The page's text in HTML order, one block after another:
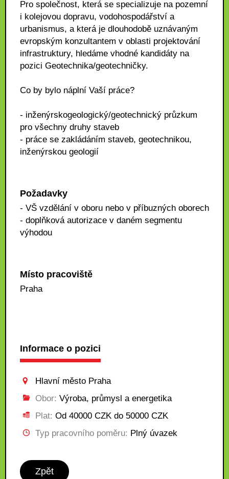
Pro společnost, která se specializuje na pozemní
i kolejovou dopravu, vodohospodářství a
urbanismus, a která je dlouhodobě uznávaným
evropským konzultantem v oblasti projektování
infrastruktury, hledáme vhodné kandidáty na
pozici Geotechnika/geotechničky.
Co by bylo náplní Vaší práce?
- inženýrskogeologický/geotechnický průzkum
pro všechny druhy staveb
- práce se zakládáním staveb, geotechnikou,
inženýrskou geologií
Požadavky
- VŠ vzdělání v oboru nebo v příbuzných oborech
- doplňková autorizace v daném segmentu
výhodou
Místo pracoviště
Praha
Informace o pozici
Hlavní město Praha
Obor: Výroba, průmysl a energetika
Plat: Od 40000 CZK do 50000 CZK
Typ pracovního poměru: Plný úvazek
Zpět